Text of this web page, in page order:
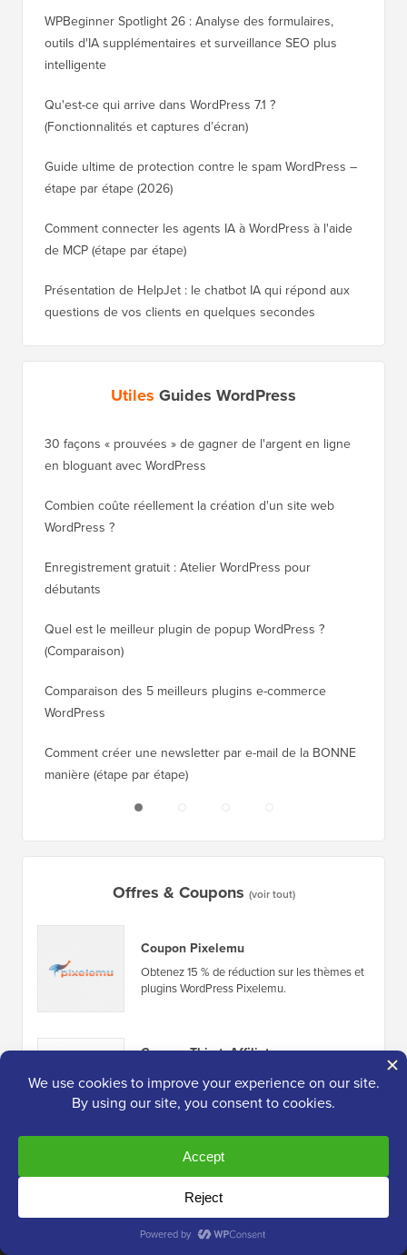
WPBeginner Spotlight 26 : Analyse des formulaires,
outils d'IA supplémentaires et surveillance SEO plus
intelligente
Qu'est-ce qui arrive dans WordPress 7.1 ?
(Fonctionnalités et captures d’écran)
Guide ultime de protection contre le spam WordPress –
étape par étape (2026)
Comment connecter les agents IA à WordPress à l'aide
de MCP (étape par étape)
Présentation de HelpJet : le chatbot IA qui répond aux
questions de vos clients en quelques secondes
Utiles Guides WordPress
30 façons « prouvées » de gagner de l'argent en ligne
en bloguant avec WordPress
Combien coûte réellement la création d'un site web
WordPress ?
Enregistrement gratuit : Atelier WordPress pour
débutants
Quel est le meilleur plugin de popup WordPress ?
(Comparaison)
Comparaison des 5 meilleurs plugins e-commerce
WordPress
Comment créer une newsletter par e-mail de la BONNE
manière (étape par étape)
Offres & Coupons (voir tout)
Coupon Pixelemu
Obtenez 15 % de réduction sur les thèmes et
plugins WordPress Pixelemu.
Coupon ThirstyAffiliates
Obtenez 60 $ de réduction sur le plugin de
gestion de liens d'affiliation ThirstyAffiliates
pour WordPress.